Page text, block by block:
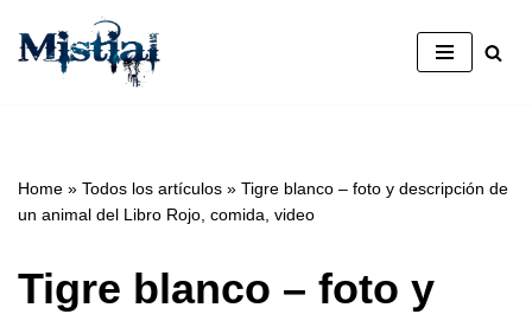
Saltar
Home » Todos los artículos » Tigre blanco – foto y descripción de
un animal del Libro Rojo, comida, video
Tigre blanco – foto y